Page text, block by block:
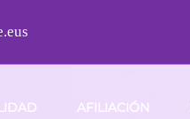
AFILIACIÓN